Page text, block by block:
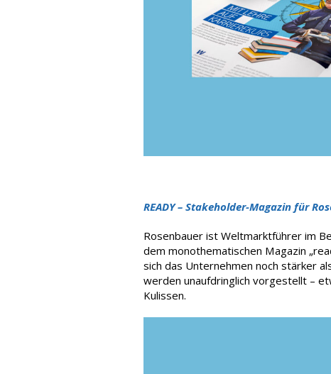
READY – Stakeholder-Magazin für
Rosenbauer ist Weltmarktführer im
dem mono­thematischen Magazin
sich das Unternehmen noch stärker
werden unauf­dringlich vorgestellt –
Kulissen.